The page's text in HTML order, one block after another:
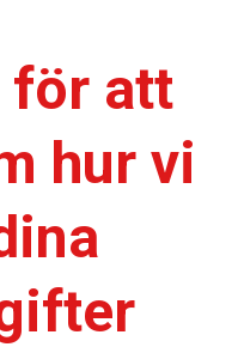
för att
hur vi